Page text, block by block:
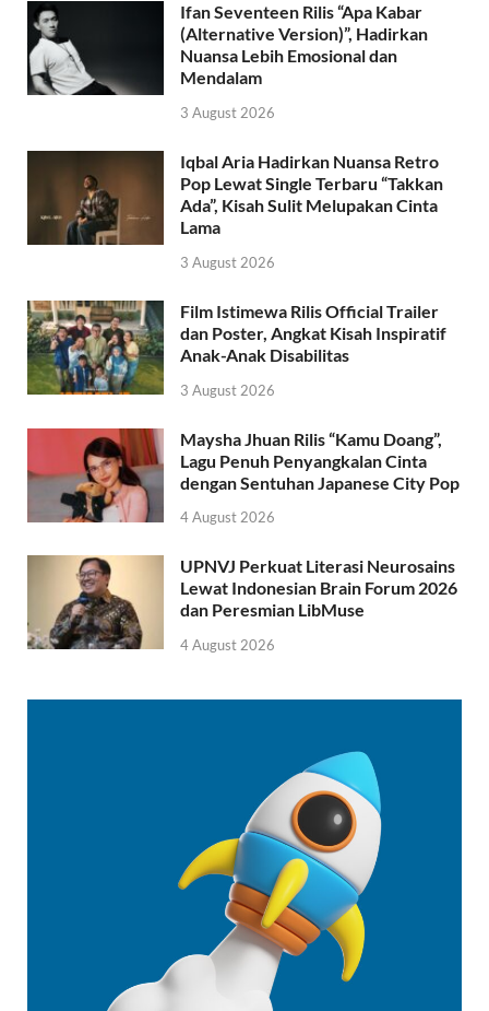
Ifan Seventeen Rilis “Apa Kabar
(Alternative Version)”, Hadirkan
Nuansa Lebih Emosional dan
Mendalam
3 August 2026
Iqbal Aria Hadirkan Nuansa Retro
Pop Lewat Single Terbaru “Takkan
Ada”, Kisah Sulit Melupakan Cinta
Lama
3 August 2026
Film Istimewa Rilis Official Trailer
dan Poster, Angkat Kisah Inspiratif
Anak-Anak Disabilitas
3 August 2026
Maysha Jhuan Rilis “Kamu Doang”,
Lagu Penuh Penyangkalan Cinta
dengan Sentuhan Japanese City Pop
4 August 2026
UPNVJ Perkuat Literasi Neurosains
Lewat Indonesian Brain Forum 2026
dan Peresmian LibMuse
4 August 2026